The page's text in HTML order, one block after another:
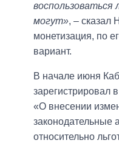
могут», – сказал
монетизация, по
вариант.
В начале июня
зарегистрировал
«О внесении
законодательные
относительно